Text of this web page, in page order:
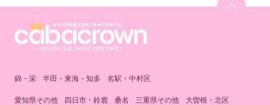
錦・栄 半田・東海・知多 名駅・中村区
愛知県その他 四日市・鈴鹿 桑名 三重県その他 大曽根・北区